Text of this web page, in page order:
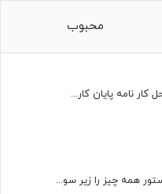
محبوب
نامه پایان کار...
همه چیز را زیر سو...